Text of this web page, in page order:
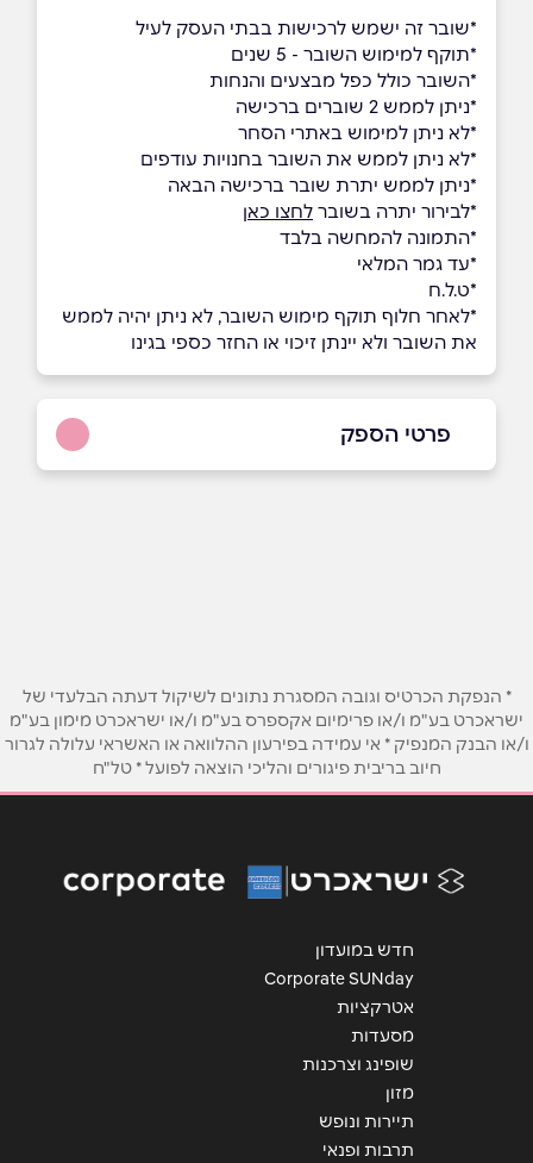
*שובר זה ישמש לרכישות בבתי העסק לעיל
*תוקף למימוש השובר - 5 שנים
*השובר כולל כפל מבצעים והנחות
*ניתן לממש 2 שוברים ברכישה
*לא ניתן למימוש באתרי הסחר
*לא ניתן לממש את השובר בחנויות עודפים
*ניתן לממש יתרת שובר ברכישה הבאה
*לבירור יתרה בשובר לחצו כאן
*התמונה להמחשה בלבד
*עד גמר המלאי
*ט.ל.ח
*לאחר חלוף תוקף מימוש השובר, לא ניתן יהיה לממש
את השובר ולא יינתן זיכוי או החזר כספי בגינו
פרטי הספק
אימייל*
נושא*
הודעה*
* הנפקת הכרטיס וגובה המסגרת נתונים לשיקול דעתה הבלעדי של
ישראכרט בע"מ ו/או פרימיום אקספרס בע"מ ו/או ישראכרט מימון בע"מ
ו/או הבנק המנפיק * אי עמידה בפירעון ההלוואה או האשראי עלולה לגרור
חיוב בריבית פיגורים והליכי הוצאה לפועל * טל"ח
חדש במועדון
Corporate SUNday
אטרקציות
מסעדות
שופינג וצרכנות
מזון
תיירות ונופש
תרבות ופנאי